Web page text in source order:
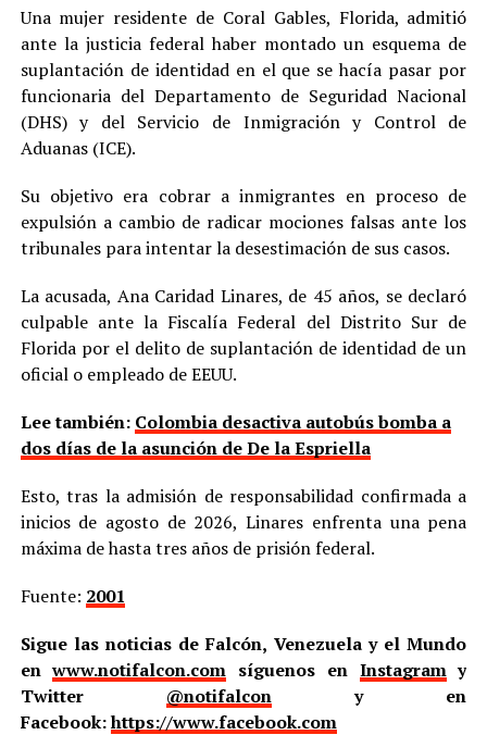
Una mujer residente de Coral Gables, Florida, admitió
ante la justicia federal haber montado un esquema de
suplantación de identidad en el que se hacía pasar por
funcionaria del Departamento de Seguridad Nacional
(DHS) y del Servicio de Inmigración y Control de
Aduanas (ICE).
Su objetivo era cobrar a inmigrantes en proceso de
expulsión a cambio de radicar mociones falsas ante los
tribunales para intentar la desestimación de sus casos.
La acusada, Ana Caridad Linares, de 45 años, se declaró
culpable ante la Fiscalía Federal del Distrito Sur de
Florida por el delito de suplantación de identidad de un
oficial o empleado de EEUU.
Lee también: Colombia desactiva autobús bomba a
dos días de la asunción de De la Espriella
Esto, tras la admisión de responsabilidad confirmada a
inicios de agosto de 2026, Linares enfrenta una pena
máxima de hasta tres años de prisión federal.
Fuente: 2001
Sigue las noticias de Falcón, Venezuela y el Mundo
enwww.notifalcon.com síguenos en Instagramy
Twitter @notifalcony en
Facebook:https://www.facebook.com